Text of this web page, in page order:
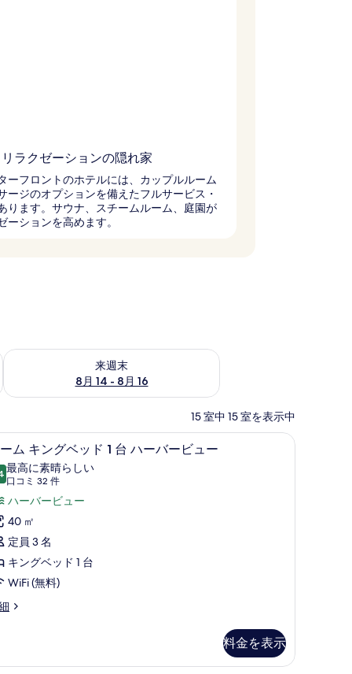
ラクゼーションの隠れ家
ーフロントのホテルには、カップルルーム
ージのオプションを備えたフルサービス・
ります。サウナ、スチームルーム、庭園が
ーションを高めます。
ク
来週末
8月 14 - 8月 16
来週末 8月 14 - 8月 16 の空室状況をチェック
15 室中 15 室を表示中
高級寝具、ミニバー、セーフティボックス (
5 ム キングベッド 1 台 ハーバービュー
点中 9.4
最高に素晴らしい
口コミ 32 件
(口
コ
ミ
32
件)
ハーバービュー
40 ㎡
定員 3 名
キングベッド 1 台
WiFi (無料)
料金を表示